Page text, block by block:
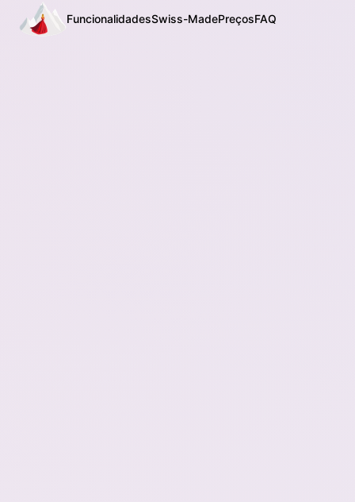
FuncionalidadesSwiss-MadePreçosFAQ